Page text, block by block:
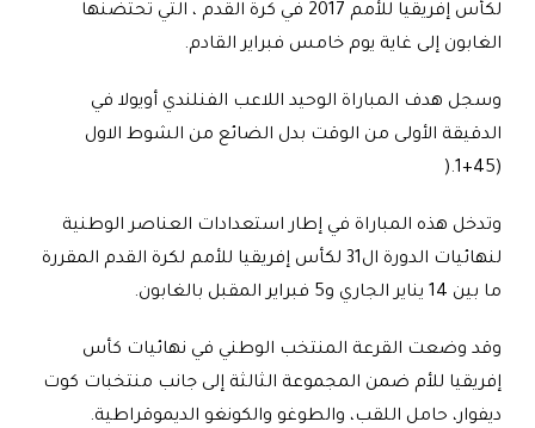
لكأس إفريقيا للأمم 2017 في كرة القدم ، التي تحتضنها
الغابون إلى غاية يوم خامس فبراير القادم.
وسجل هدف المباراة الوحيد اللاعب الفنلندي أويولا في
الدقيقة الأولى من الوقت بدل الضائع من الشوط الاول
(45+1
).
وتدخل هذه المباراة في إطار استعدادات العناصر الوطنية
لنهائيات الدورة ال31 لكأس إفريقيا للأمم لكرة القدم المقررة
ما بين 14 يناير الجاري و5 فبراير المقبل بالغابون
.
وقد وضعت القرعة المنتخب الوطني في نهائيات كأس
إفريقيا للأم ضمن المجموعة الثالثة إلى جانب منتخبات كوت
ديفوار، حامل اللقب، والطوغو والكونغو الديموقراطية.